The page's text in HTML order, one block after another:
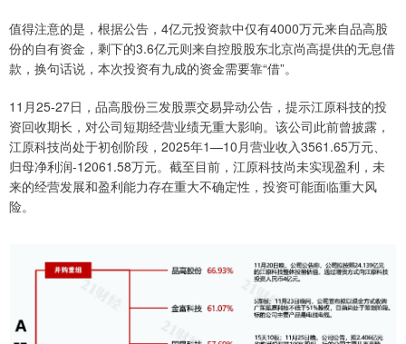
值得注意的是，根据公告，4亿元投资款中仅有4000万元来自品高股
份的自有资金，剩下的3.6亿元则来自控股股东北京尚高提供的无息借
款，换句话说，本次投资有九成的资金需要靠“借”。
11月25-27日，品高股份三发股票交易异动公告，提示江原科技的投
资回收期长，对公司短期经营业绩无重大影响。该公司此前曾披露，
江原科技尚处于初创阶段，2025年1—10月营业收入3561.65万元、
归母净利润-12061.58万元。截至目前，江原科技尚未实现盈利，未
来的经营发展和盈利能力存在重大不确定性，投资可能面临重大风
险。